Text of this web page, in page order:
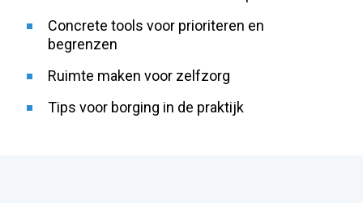
Concrete tools voor prioriteren en
begrenzen
Ruimte maken voor zelfzorg
Tips voor borging in de praktijk